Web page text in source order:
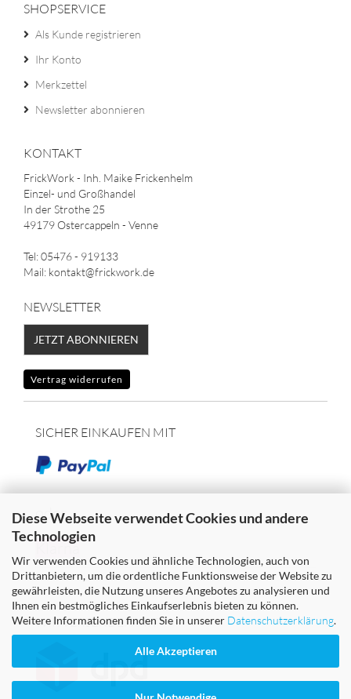
Diese Webseite verwendet Cookies und andere
Technologien
Wir verwenden Cookies und ähnliche Technologien, auch von
Drittanbietern, um die ordentliche Funktionsweise der Website zu
gewährleisten, die Nutzung unseres Angebotes zu analysieren und
Ihnen ein bestmögliches Einkaufserlebnis bieten zu können.
Weitere Informationen finden Sie in unserer Datenschutzerklärung.
Alle Akzeptieren
SHOPSERVICE
Als Kunde registrieren
Ihr Konto
Merkzettel
Newsletter abonnieren
KONTAKT
FrickWork - Inh. Maike Frickenhelm
Einzel- und Großhandel
In der Strothe 25
49179 Ostercappeln - Venne
Tel: 05476 - 919133
Mail: kontakt@frickwork.de
NEWSLETTER
JETZT ABONNIEREN
Vertrag widerrufen
SICHER EINKAUFEN MIT
oder
Klarna
WIR VERSENDEN MIT